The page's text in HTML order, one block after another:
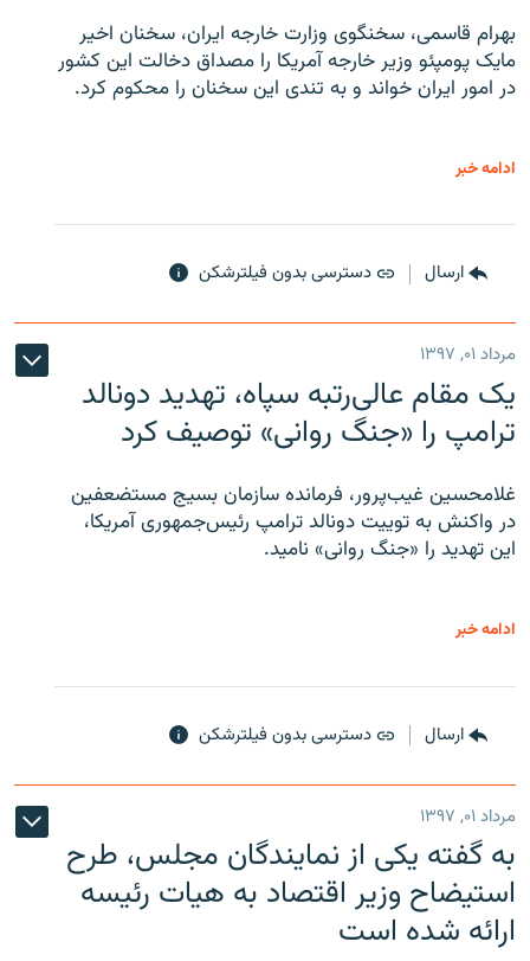
بهرام قاسمی، سخنگوی وزارت خارجه ایران، سخنان اخیر
مایک پومپئو وزیر خارجه آمریکا را مصداق دخالت این کشور
در امور ایران خواند و به تندی این سخنان را محکوم کرد.
ادامه خبر
ارسال دسترسی بدون فیلترشکن
مرداد ۰۱, ۱۳۹۷
یک مقام عالی‌رتبه سپاه، تهدید دونالد
ترامپ را «جنگ روانی» توصیف کرد
غلامحسین غیب‌پرور، فرمانده سازمان بسیج مستضعفین
در واکنش به توییت دونالد ترامپ رئیس‌جمهوری آمریکا،
این تهدید را «جنگ روانی» نامید.
ادامه خبر
ارسال دسترسی بدون فیلترشکن
مرداد ۰۱, ۱۳۹۷
به گفته یکی از نمایندگان مجلس، طرح
استیضاح وزیر اقتصاد به هیات رئیسه
ارائه شده است